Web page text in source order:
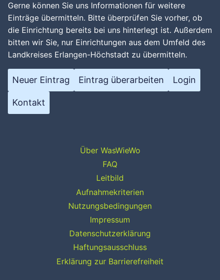
Gerne können Sie uns Informationen für weitere
Einträge übermitteln. Bitte überprüfen Sie vorher, ob
die Einrichtung bereits bei uns hinterlegt ist. Außerdem
bitten wir Sie, nur Einrichtungen aus dem Umfeld des
Landkreises Erlangen-Höchstadt zu übermitteln.
Neuer Eintrag Eintrag überarbeiten Login
Kontakt
Über WasWieWo
FAQ
Leitbild
Aufnahmekriterien
Nutzungsbedingungen
Impressum
Datenschutzerklärung
Haftungsausschluss
Erklärung zur Barrierefreiheit